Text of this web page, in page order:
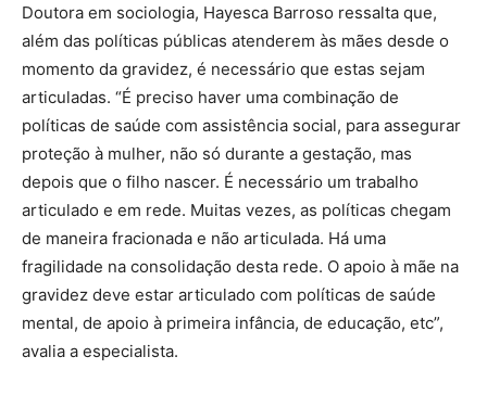
Doutora em sociologia, Hayesca Barroso ressalta que,
além das políticas públicas atenderem às mães desde o
momento da gravidez, é necessário que estas sejam
articuladas. “É preciso haver uma combinação de
políticas de saúde com assistência social, para assegurar
proteção à mulher, não só durante a gestação, mas
depois que o filho nascer. É necessário um trabalho
articulado e em rede. Muitas vezes, as políticas chegam
de maneira fracionada e não articulada. Há uma
fragilidade na consolidação desta rede. O apoio à mãe na
gravidez deve estar articulado com políticas de saúde
mental, de apoio à primeira infância, de educação, etc”,
avalia a especialista.